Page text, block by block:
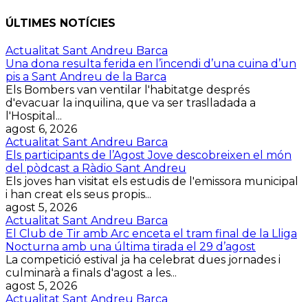
ÚLTIMES NOTÍCIES
Actualitat Sant Andreu Barca
Una dona resulta ferida en l’incendi d’una cuina d’un
pis a Sant Andreu de la Barca
Els Bombers van ventilar l'habitatge després
d'evacuar la inquilina, que va ser traslladada a
l'Hospital...
agost 6, 2026
Actualitat Sant Andreu Barca
Els participants de l’Agost Jove descobreixen el món
del pòdcast a Ràdio Sant Andreu
Els joves han visitat els estudis de l'emissora municipal
i han creat els seus propis...
agost 5, 2026
Actualitat Sant Andreu Barca
El Club de Tir amb Arc enceta el tram final de la Lliga
Nocturna amb una última tirada el 29 d’agost
La competició estival ja ha celebrat dues jornades i
culminarà a finals d'agost a les...
agost 5, 2026
Actualitat Sant Andreu Barca